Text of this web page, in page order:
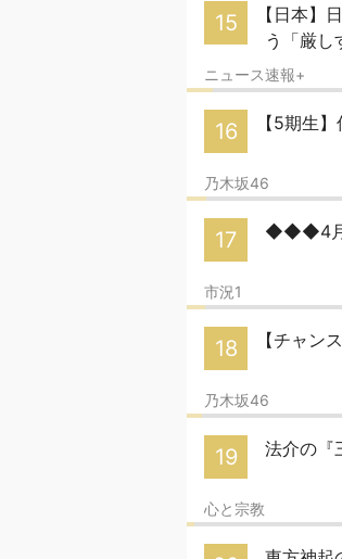
15
【日本】
う「厳
ニュース速報+
16 【5期生
乃木坂46
17 ◆◆◆4
市況1
18 【チャン
乃木坂46
19 法介の『
心と宗教